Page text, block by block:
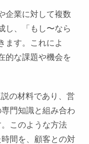
企業に対して複数
し、「もし〜なら
ます。これによ
的な課題や機会を
の材料であり、営
門知識と組み合わ
このような方法
間を、顧客との対